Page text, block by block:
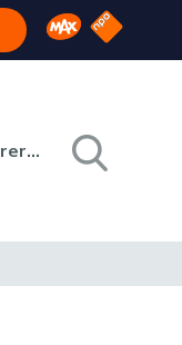
Omroep MAX
NPO
Registreren